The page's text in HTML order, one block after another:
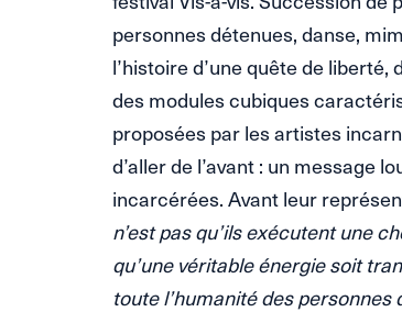
personnes détenues, danse,
l’histoire d’une quête de liberté,
des modules cubiques
proposées par les artistes
d’aller de l’avant : un message
incarcérées. Avant leur
n’est pas qu’ils exécutent une
qu’une véritable énergie soit
toute l’humanité des personnes